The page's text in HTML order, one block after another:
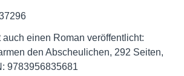
auch einen Roman veröffentlicht:
den Abscheulichen, 292 Seiten,
9783956835681